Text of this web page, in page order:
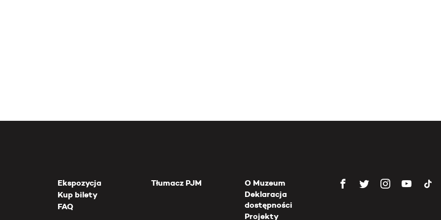
Ekspozycja
Kup bilety
FAQ
Tłumacz PJM
O Muzeum
Deklaracja
dostępności
Projekty